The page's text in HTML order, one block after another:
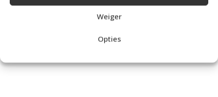
Weiger
Opties
DAMESJAS BREIEN VAN HEERLIJK ZACHT GAREN